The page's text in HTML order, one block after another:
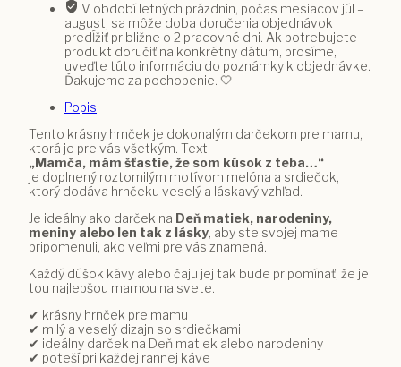
V období letných prázdnin, počas mesiacov júl –
august, sa môže doba doručenia objednávok
predĺžiť približne o 2 pracovné dni. Ak potrebujete
produkt doručiť na konkrétny dátum, prosíme,
uveďte túto informáciu do poznámky k objednávke.
Ďakujeme za pochopenie. 🤍
Popis
Tento krásny hrnček je dokonalým darčekom pre mamu,
ktorá je pre vás všetkým. Text
„Mamča, mám šťastie, že som kúsok z teba…“
je doplnený roztomilým motívom melóna a srdiečok,
ktorý dodáva hrnčeku veselý a láskavý vzhľad.
Je ideálny ako darček na Deň matiek, narodeniny,
meniny alebo len tak z lásky , aby ste svojej mame
pripomenuli, ako veľmi pre vás znamená.
Každý dúšok kávy alebo čaju jej tak bude pripomínať, že je
tou najlepšou mamou na svete.
✔ krásny hrnček pre mamu
✔ milý a veselý dizajn so srdiečkami
✔ ideálny darček na Deň matiek alebo narodeniny
✔ poteší pri každej rannej káve